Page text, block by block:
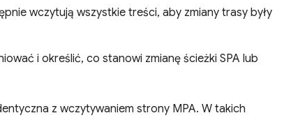
wczytują wszystkie treści, aby zmiany trasy były
i określić, co stanowi zmianę ścieżki SPA lub
z wczytywaniem strony MPA. W takich